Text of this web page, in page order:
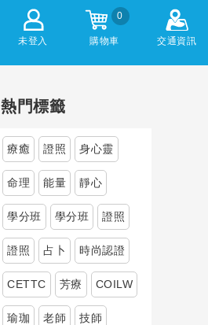
未登入
0
購物車 交通資訊
熱門標籤
療癒 證照 身心靈
命理 能量 靜心
學分班 學分班 證照
證照 占卜 時尚認證
CETTC 芳療 COILW
瑜珈 老師 技師